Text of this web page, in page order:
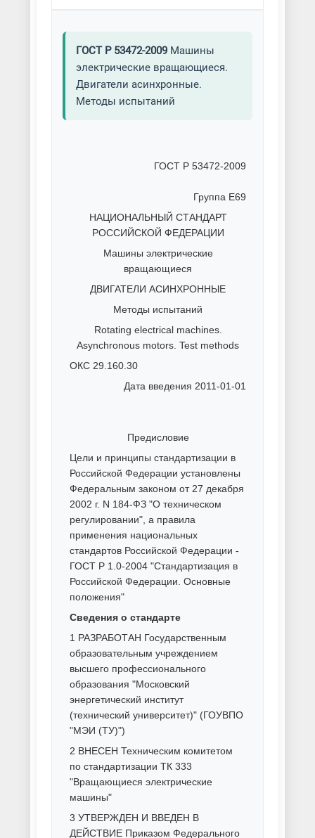
ГОСТ Р 53472-2009Машины
электрические вращающиеся.
Двигатели асинхронные.
Методы испытаний